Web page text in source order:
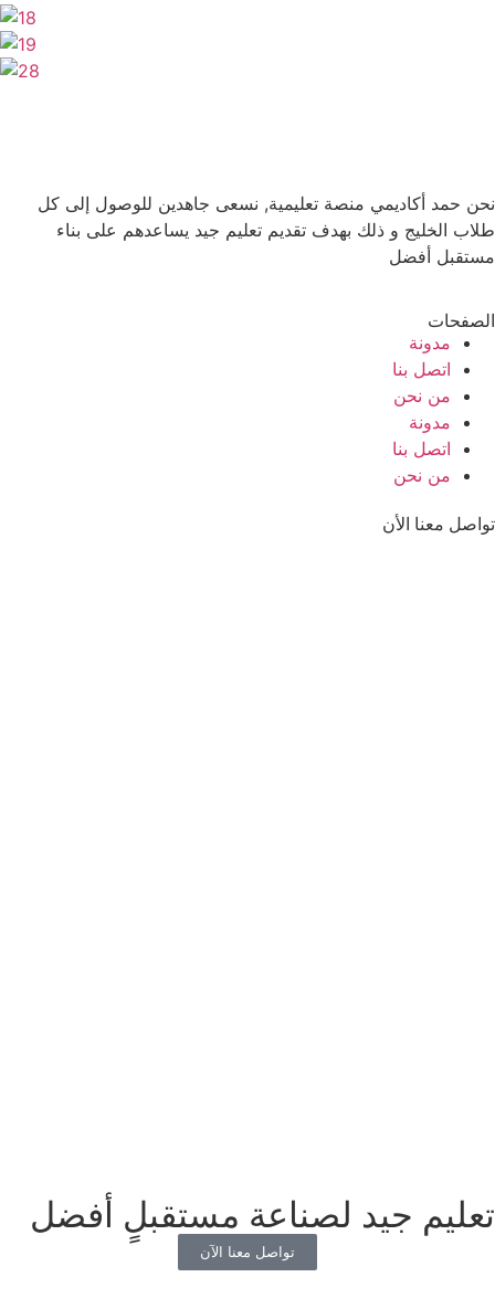
نحن حمد أكاديمي منصة تعليمية, نسعى جاهدين للوصول إلى كل
طلاب الخليج و ذلك بهدف تقديم تعليم جيد يساعدهم على بناء
مستقبل أفضل
الصفحات
مدونة
اتصل بنا
من نحن
مدونة
اتصل بنا
من نحن
تواصل معنا الأن
تعليم جيد لصناعة مستقبلٍ أفضل
تواصل معنا الآن